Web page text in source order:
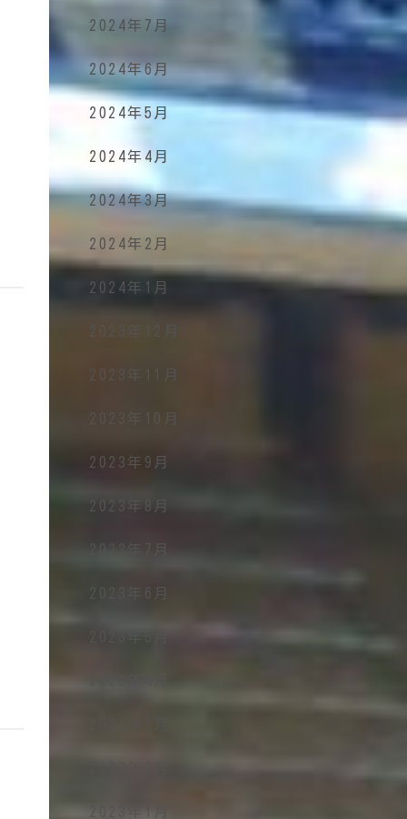
2024年7月
2024年6月
2024年5月
2024年4月
2024年3月
2024年2月
2024年1月
2023年12月
2023年11月
2023年10月
2023年9月
2023年8月
2023年6月